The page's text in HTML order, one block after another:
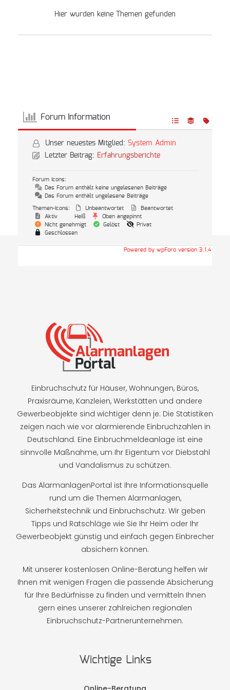
Hier wurden keine Themen gefunden
Forum Information
Unser neuestes Mitglied: System Admin
Letzter Beitrag: Erfahrungsberichte
Forum Icons:
Das Forum enthält keine ungelesenen Beiträge
Das Forum enthält ungelesene Beiträge
Themen-Icons:
Unbeantwortet
Beantwortet
Aktiv
Heiß
Oben angepinnt
Nicht genehmigt
Gelöst
Privat
Geschlossen
Powered by wpForo version 3.1.4
Einbruchschutz für Häuser, Wohnungen, Büros,
Praxisräume, Kanzleien, Werkstätten und andere
Gewerbeobjekte sind wichtiger denn je: Die Statistiken
zeigen nach wie vor alarmierende Einbruchzahlen in
Deutschland. Eine Einbruchmeldeanlage ist eine
sinnvolle Maßnahme, um Ihr Eigentum vor Diebstahl
und Vandalismus zu schützen.
Das AlarmanlagenPortal ist Ihre Informationsquelle
rund um die Themen Alarmanlagen,
Sicherheitstechnik und Einbruchschutz. Wir geben
Tipps und Ratschläge wie Sie Ihr Heim oder Ihr
Gewerbeobjekt günstig und einfach gegen Einbrecher
absichern können.
Mit unserer kostenlosen Online-Beratung helfen wir
Ihnen mit wenigen Fragen die passende Absicherung
für Ihre Bedürfnisse zu finden und vermitteln Ihnen
gern eines unserer zahlreichen regionalen
Einbruchschutz-Partnerunternehmen.
Wichtige Links